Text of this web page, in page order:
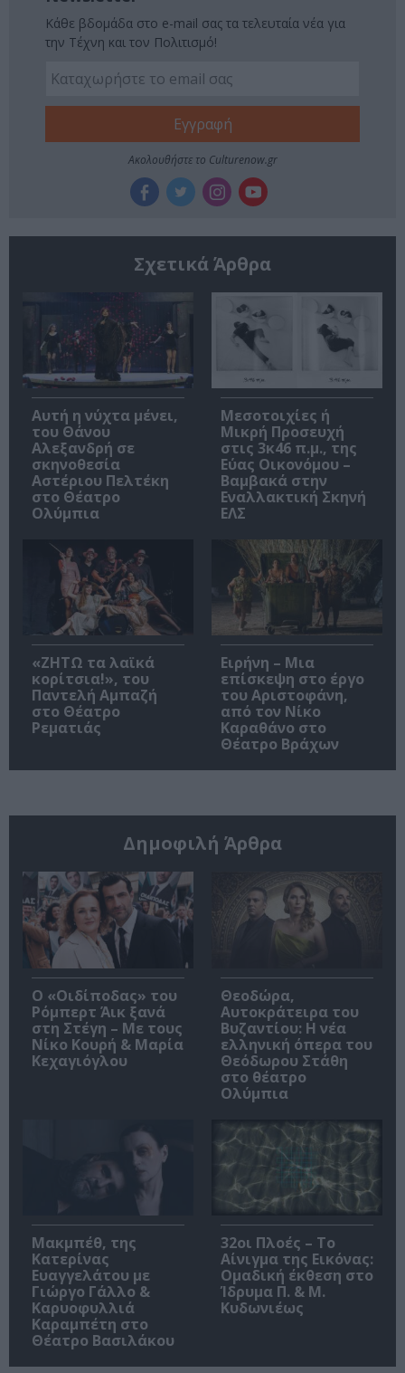
Κάθε βδομάδα στο e-mail σας τα τελευταία νέα για
την Τέχνη και τον Πολιτισμό!
Ακολουθήστε το Culturenow.gr
Σχετικά Άρθρα
Αυτή η νύχτα μένει,
του Θάνου
Αλεξανδρή σε
σκηνοθεσία
Αστέριου Πελτέκη
στο Θέατρο
Ολύμπια
Μεσοτοιχίες ή
Μικρή Προσευχή
στις 3κ46 π.μ., της
Εύας Οικονόμου –
Βαμβακά στην
Εναλλακτική Σκηνή
ΕΛΣ
«ΖΗΤΩ τα λαϊκά
κορίτσια!», του
Παντελή Αμπαζή
στο Θέατρο
Ρεματιάς
Ειρήνη – Μια
επίσκεψη στο έργο
του Αριστοφάνη,
από τον Νίκο
Καραθάνο στο
Θέατρο Βράχων
Δημοφιλή Άρθρα
O «Οιδίποδας» του
Ρόμπερτ Άικ ξανά
στη Στέγη – Με τους
Νίκο Κουρή & Μαρία
Κεχαγιόγλου
Θεοδώρα,
Αυτοκράτειρα του
Βυζαντίου: Η νέα
ελληνική όπερα του
Θεόδωρου Στάθη
στο θέατρο
Ολύμπια
Μακμπέθ, της
Κατερίνας
Ευαγγελάτου με
Γιώργο Γάλλο &
Καρυοφυλλιά
Καραμπέτη στο
Θέατρο Βασιλάκου
32οι Πλοές – Το
Αίνιγμα της Εικόνας:
Ομαδική έκθεση στο
Ίδρυμα Π. & Μ.
Κυδωνιέως